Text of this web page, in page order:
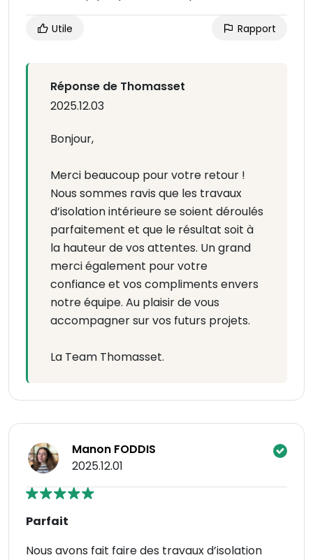
Utile Rapport
Réponse de Thomasset
2025.12.03
Bonjour,
Merci beaucoup pour votre retour !
Nous sommes ravis que les travaux
d’isolation intérieure se soient déroulés
parfaitement et que le résultat soit à
la hauteur de vos attentes. Un grand
merci également pour votre
confiance et vos compliments envers
notre équipe. Au plaisir de vous
accompagner sur vos futurs projets.
La Team Thomasset.
Manon FODDIS
2025.12.01
Parfait
Nous avons fait faire des travaux d’isolation